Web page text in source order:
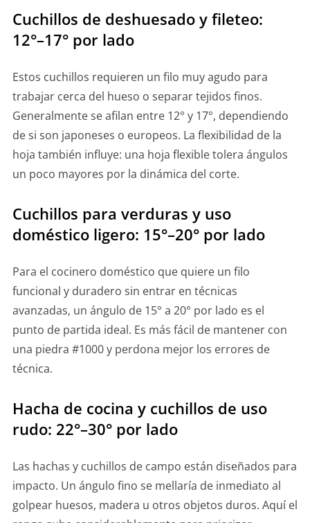
Cuchillos de deshuesado y fileteo:
12°–17° por lado
Estos cuchillos requieren un filo muy agudo para
trabajar cerca del hueso o separar tejidos finos.
Generalmente se afilan entre 12° y 17°, dependiendo
de si son japoneses o europeos. La flexibilidad de la
hoja también influye: una hoja flexible tolera ángulos
un poco mayores por la dinámica del corte.
Cuchillos para verduras y uso
doméstico ligero: 15°–20° por lado
Para el cocinero doméstico que quiere un filo
funcional y duradero sin entrar en técnicas
avanzadas, un ángulo de 15° a 20° por lado es el
punto de partida ideal. Es más fácil de mantener con
una piedra #1000 y perdona mejor los errores de
técnica.
Hacha de cocina y cuchillos de uso
rudo: 22°–30° por lado
Las hachas y cuchillos de campo están diseñados para
impacto. Un ángulo fino se mellaría de inmediato al
golpear huesos, madera u otros objetos duros. Aquí el